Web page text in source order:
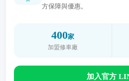
方保障與優惠。
400家
加盟修車廠
加入官方